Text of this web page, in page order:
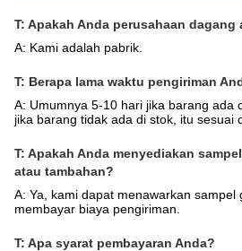
T: Apakah Anda perusahaan dagang
A: Kami adalah pabrik.
T: Berapa lama waktu pengiriman
A: Umumnya 5-10 hari jika barang ada
jika barang tidak ada di stok, itu sesuai
T: Apakah Anda menyediakan
atau tambahan?
A: Ya, kami dapat menawarkan sampel
membayar biaya pengiriman.
T: Apa syarat pembayaran Anda?